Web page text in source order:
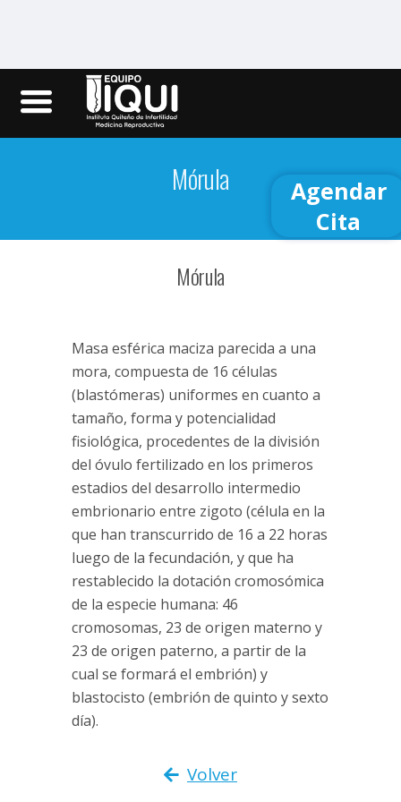
Iqui.ec
Mórula
Mórula
Masa esférica maciza parecida a una
mora, compuesta de 16 células
(blastómeras) uniformes en cuanto a
tamaño, forma y potencialidad
fisiológica, procedentes de la división
del óvulo fertilizado en los primeros
estadios del desarrollo intermedio
embrionario entre zigoto (célula en la
que han transcurrido de 16 a 22 horas
luego de la fecundación, y que ha
restablecido la dotación cromosómica
de la especie humana: 46
cromosomas, 23 de origen materno y
23 de origen paterno, a partir de la
cual se formará el embrión) y
blastocisto (embrión de quinto y sexto
día).
Volver
Agendar
Cita